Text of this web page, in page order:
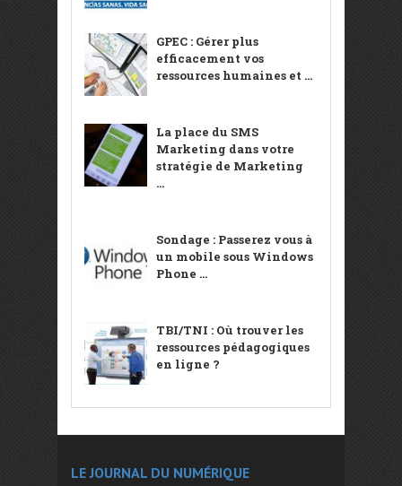
GPEC : Gérer plus
efficacement vos
ressources humaines et ...
La place du SMS
Marketing dans votre
stratégie de Marketing
...
Sondage : Passerez vous à
un mobile sous Windows
Phone ...
TBI/TNI : Où trouver les
ressources pédagogiques
en ligne ?
LE JOURNAL DU NUMÉRIQUE